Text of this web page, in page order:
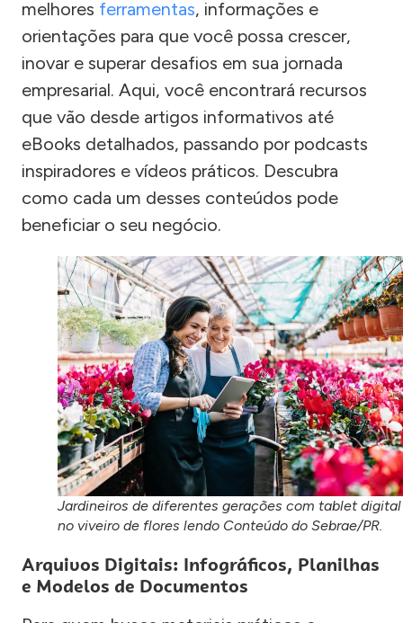
melhores ferramentas, informações e
orientações para que você possa crescer,
inovar e superar desafios em sua jornada
empresarial. Aqui, você encontrará recursos
que vão desde artigos informativos até
eBooks detalhados, passando por podcasts
inspiradores e vídeos práticos. Descubra
como cada um desses conteúdos pode
beneficiar o seu negócio.
Jardineiros de diferentes gerações com tablet digital
no viveiro de flores lendo Conteúdo do Sebrae/PR.
Arquivos Digitais: Infográficos, Planilhas
e Modelos de Documentos